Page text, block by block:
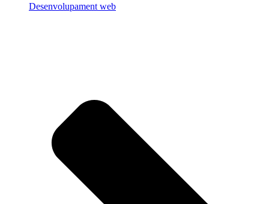
Desenvolupament web